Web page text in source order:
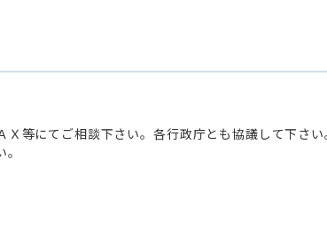
等にてご相談下さい。各行政庁とも協議して下さ